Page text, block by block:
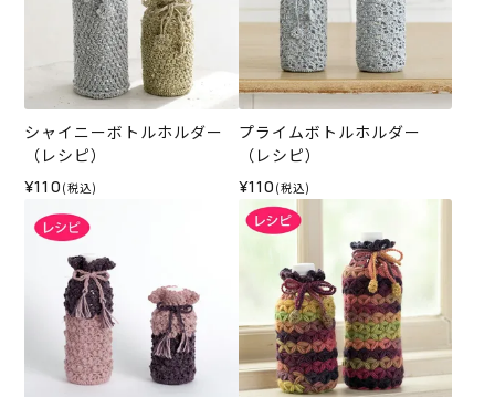
シャイニーボトルホルダー
（レシピ）
¥110 (税込)
プライムボトルホルダー
（レシピ）
¥110 (税込)